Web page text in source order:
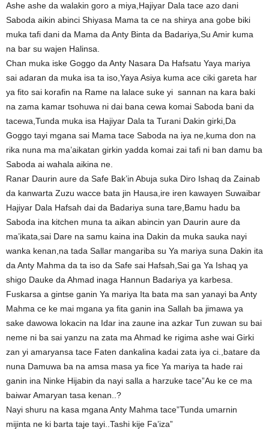
Ashe ashe da walakin goro a miya,Hajiyar Dala tace azo dani
Saboda aikin abinci Shiyasa Mama ta ce na shirya ana gobe biki
muka tafi dani da Mama da Anty Binta da Badariya,Su Amir kuma
na bar su wajen Halinsa.
Chan muka iske Goggo da Anty Nasara Da Hafsatu Yaya mariya
sai adaran da muka isa ta iso,Yaya Asiya kuma ace ciki gareta har
ya fito sai korafin na Rame na lalace suke yi sannan na kara baki
na zama kamar tsohuwa ni dai bana cewa komai Saboda bani da
tacewa,Tunda muka isa Hajiyar Dala ta Turani Dakin girki,Da
Goggo tayi mgana sai Mama tace Saboda na iya ne,kuma don na
rika nuna ma ma’aikatan girkin yadda komai zai tafi ni ban damu ba
Saboda ai wahala aikina ne.
Ranar Daurin aure da Safe Bak’in Abuja suka Diro Ishaq da Zainab
da kanwarta Zuzu wacce bata jin Hausa,ire iren kawayen Suwaibar
Hajiyar Dala Hafsah dai da Badariya suna tare,Bamu hadu ba
Saboda ina kitchen muna ta aikan abincin yan Daurin aure da
ma’ikata,sai Dare na samu kaina ina Dakin da muka sauka nayi
wanka kenan,na tada Sallar mangariba su Ya mariya suna Dakin ita
da Anty Mahma da ta iso da Safe sai Hafsah,Sai ga Ya Ishaq ya
shigo Dauke da Ahmad inaga Hannun Badariya ya karbesa.
Fuskarsa a gintse ganin Ya mariya Ita bata ma san yanayi ba Anty
Mahma ce ke mai mgana ya fita ganin ina Sallah ba jimawa ya
sake dawowa lokacin na Idar ina zaune ina azkar Tun zuwan su bai
neme ni ba sai yanzu na zata ma Ahmad ke rigima ashe wai Girki
zan yi amaryansa tace Faten dankalina kadai zata iya ci.,batare da
nuna Damuwa ba na amsa masa ya fice Ya mariya ta hade rai
ganin ina Ninke Hijabin da nayi salla a harzuke tace”Au ke ce ma
baiwar Amaryan tasa kenan..?
Nayi shuru na kasa mgana Anty Mahma tace”Tunda umarnin
mijinta ne ki barta taje tayi..Tashi kije Fa’iza”